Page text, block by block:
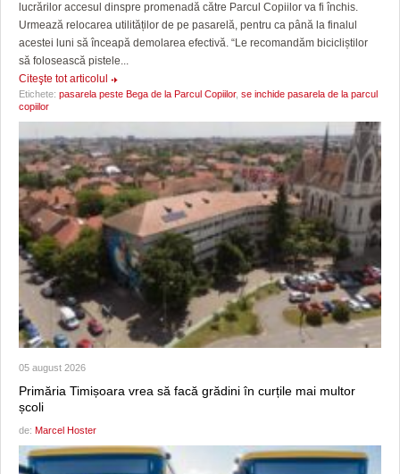
lucrărilor accesul dinspre promenadă către Parcul Copiilor va fi închis.
Urmează relocarea utilităților de pe pasarelă, pentru ca până la finalul
acestei luni să înceapă demolarea efectivă. “Le recomandăm bicicliștilor
să folosească pistele...
Citeşte tot articolul
Etichete: pasarela peste Bega de la Parcul Copiilor, se inchide pasarela de la parcul
copiilor
05 august 2026
Primăria Timișoara vrea să facă grădini în curțile mai multor
școli
de: Marcel Hoster